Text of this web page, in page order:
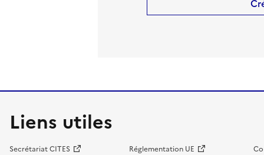
Liens utiles
Secrétariat CITES Réglementation UE